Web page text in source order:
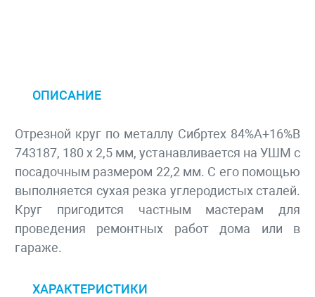
ОПИСАНИЕ
Отрезной круг по металлу Сибртех 84%A+16%B
743187, 180 х 2,5 мм, устанавливается на УШМ с
посадочным размером 22,2 мм. С его помощью
выполняется сухая резка углеродистых сталей.
Круг пригодится частным мастерам для
проведения ремонтных работ дома или в
гараже.
ХАРАКТЕРИСТИКИ